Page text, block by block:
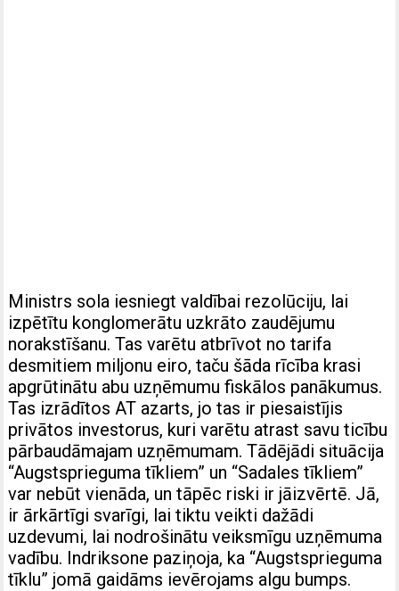
Ministrs sola iesniegt valdībai rezolūciju, lai
izpētītu konglomerātu uzkrāto zaudējumu
norakstīšanu. Tas varētu atbrīvot no tarifa
desmitiem miljonu eiro, taču šāda rīcība krasi
apgrūtinātu abu uzņēmumu fiskālos panākumus.
Tas izrādītos AT azarts, jo tas ir piesaistījis
privātos investorus, kuri varētu atrast savu ticību
pārbaudāmajam uzņēmumam. Tādējādi situācija
“Augstsprieguma tīkliem” un “Sadales tīkliem”
var nebūt vienāda, un tāpēc riski ir jāizvērtē. Jā,
ir ārkārtīgi svarīgi, lai tiktu veikti dažādi
uzdevumi, lai nodrošinātu veiksmīgu uzņēmuma
vadību. Indriksone paziņoja, ka “Augstsprieguma
tīklu” jomā gaidāms ievērojams algu bumps.